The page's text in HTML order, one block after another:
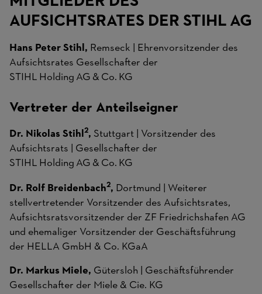
AUFSICHTSRATES DER STIHL AG
Hans Peter Stihl, Remseck | Ehrenvorsitzender des
Aufsichtsrates Gesellschafter der
STIHL Holding AG & Co. KG
Vertreter der Anteilseigner
Dr. Nikolas Stihl2, Stuttgart | Vorsitzender des
Aufsichtsrats | Gesellschafter der
STIHL Holding AG & Co. KG
Dr. Rolf Breidenbach2, Dortmund | Weiterer
stellvertretender Vorsitzender des Aufsichtsrates,
Aufsichtsratsvorsitzender der ZF Friedrichshafen AG
und ehemaliger Vorsitzender der Geschäftsführung
der HELLA GmbH & Co. KGaA
Dr. Markus Miele, Gütersloh | Geschäftsführender
Gesellschafter der Miele & Cie. KG